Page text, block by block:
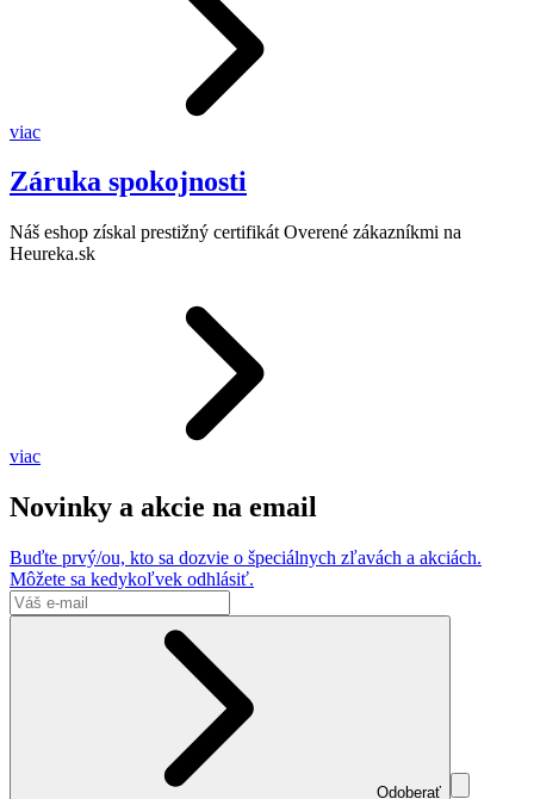
viac
Záruka spokojnosti
Náš eshop získal prestižný certifikát Overené zákazníkmi na
Heureka.sk
viac
Novinky a akcie na email
Buďte prvý/ou, kto sa dozvie o špeciálnych zľavách a akciách.
Môžete sa kedykoľvek odhlásiť.
Odoberať